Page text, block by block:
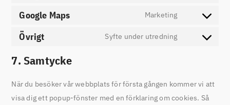
Google Maps Marketing
Övrigt Syfte under utredning
7. Samtycke
När du besöker vår webbplats för första gången kommer vi att
visa dig ett popup-fönster med en förklaring om cookies. Så